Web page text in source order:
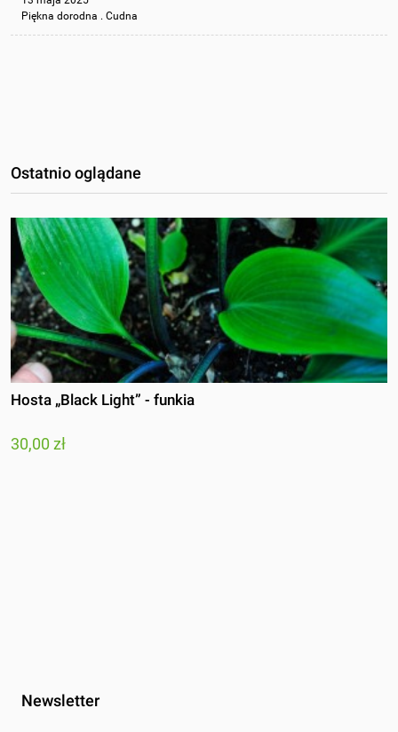
Piękna dorodna . Cudna
Ostatnio oglądane
Hosta „Black Light” - funkia
30,00 zł
Newsletter